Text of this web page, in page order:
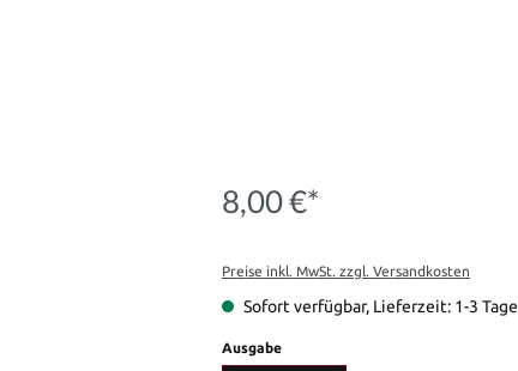
8,00 €*
Preise inkl. MwSt. zzgl. Versandkosten
Sofort verfügbar, Lieferzeit: 1-3 Tage
Ausgabeauswählen